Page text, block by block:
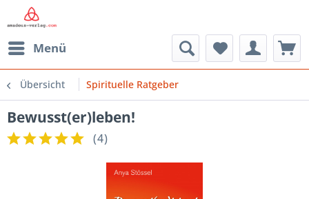
Menü
Übersicht Spirituelle Ratgeber
Bewusst(er)leben!
(4)